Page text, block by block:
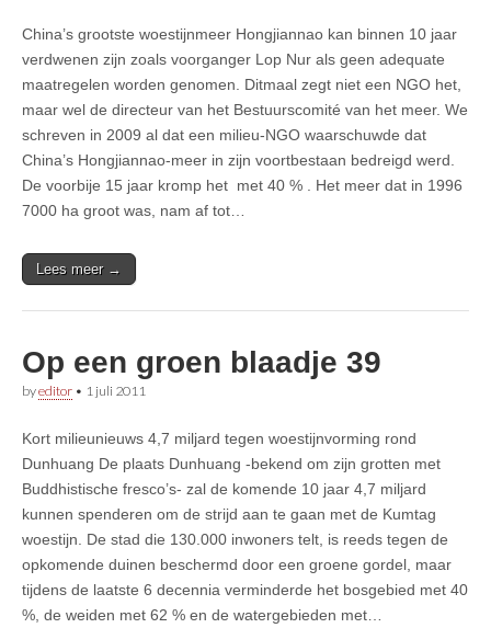
China’s grootste woestijnmeer Hongjiannao kan binnen 10 jaar
verdwenen zijn zoals voorganger Lop Nur als geen adequate
maatregelen worden genomen. Ditmaal zegt niet een NGO het,
maar wel de directeur van het Bestuurscomité van het meer. We
schreven in 2009 al dat een milieu-NGO waarschuwde dat
China’s Hongjiannao-meer in zijn voortbestaan bedreigd werd.
De voorbije 15 jaar kromp het met 40 % . Het meer dat in 1996
7000 ha groot was, nam af tot…
Lees meer →
Op een groen blaadje 39
byeditor • 1 juli 2011
Kort milieunieuws 4,7 miljard tegen woestijnvorming rond
Dunhuang De plaats Dunhuang -bekend om zijn grotten met
Buddhistische fresco’s- zal de komende 10 jaar 4,7 miljard
kunnen spenderen om de strijd aan te gaan met de Kumtag
woestijn. De stad die 130.000 inwoners telt, is reeds tegen de
opkomende duinen beschermd door een groene gordel, maar
tijdens de laatste 6 decennia verminderde het bosgebied met 40
%, de weiden met 62 % en de watergebieden met…